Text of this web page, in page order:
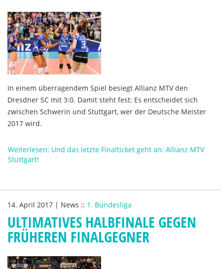
In einem überragendem Spiel besiegt Allianz MTV den
Dresdner SC mit 3:0. Damit steht fest: Es entscheidet sich
zwischen Schwerin und Stuttgart, wer der Deutsche Meister
2017 wird.
Weiterlesen: Und das letzte Finalticket geht an: Allianz MTV
Stuttgart!
14. April 2017 | News :: 1. Bundesliga
ULTIMATIVES HALBFINALE GEGEN
FRÜHEREN FINALGEGNER